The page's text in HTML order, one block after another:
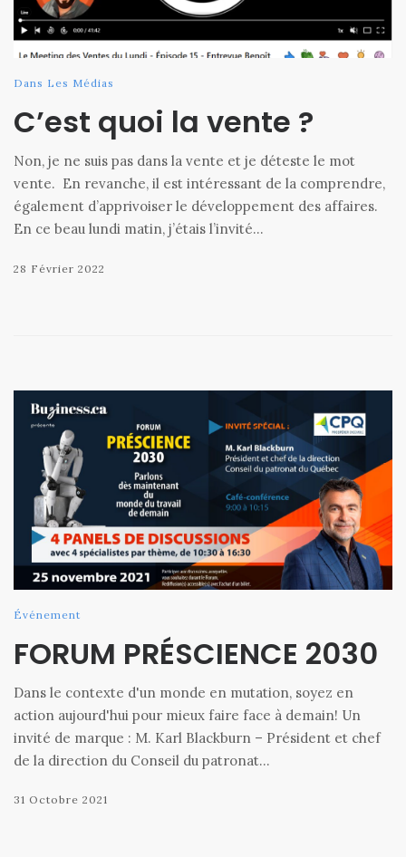
Dans Les Médias
C’est quoi la vente ?
Non, je ne suis pas dans la vente et je déteste le mot
vente. En revanche, il est intéressant de la comprendre,
également d’apprivoiser le développement des affaires.
En ce beau lundi matin, j’étais l’invité…
28 Février 2022
Événement
FORUM PRÉSCIENCE 2030
Dans le contexte d'un monde en mutation, soyez en
action aujourd'hui pour mieux faire face à demain! Un
invité de marque : M. Karl Blackburn – Président et chef
de la direction du Conseil du patronat…
31 Octobre 2021